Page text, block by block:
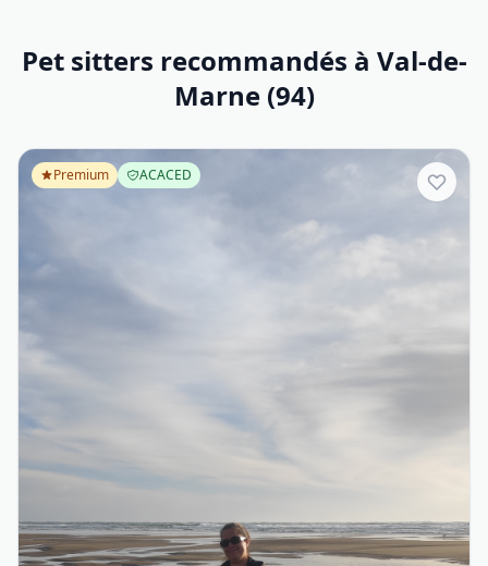
Pet sitters recommandés à Val-de-
Marne (94)
Premium ACACED